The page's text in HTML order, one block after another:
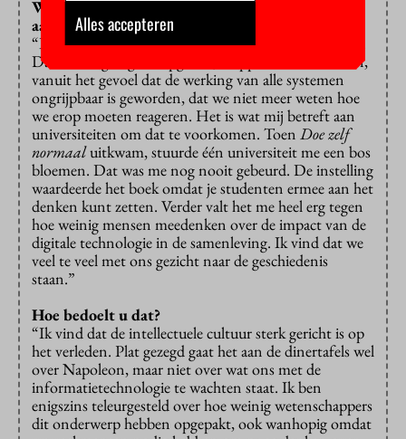
Welk toekomscenario jaagt u de meeste schrik
aan?
“In het zwartste scenario ben ik bang voor defaitisme.
Dat we dingen gaan opgeven, stoppen met nadenken,
vanuit het gevoel dat de werking van alle systemen
ongrijpbaar is geworden, dat we niet meer weten hoe
we erop moeten reageren. Het is wat mij betreft aan
universiteiten om dat te voorkomen. Toen Doe zelf
normaaluitkwam, stuurde één universiteit me een bos
bloemen. Dat was me nog nooit gebeurd. De instelling
waardeerde het boek omdat je studenten ermee aan het
denken kunt zetten. Verder valt het me heel erg tegen
hoe weinig mensen meedenken over de impact van de
digitale technologie in de samenleving. Ik vind dat we
veel te veel met ons gezicht naar de geschiedenis
staan.”
Hoe bedoelt u dat?
“Ik vind dat de intellectuele cultuur sterk gericht is op
het verleden. Plat gezegd gaat het aan de dinertafels wel
over Napoleon, maar niet over wat ons met de
informatietechnologie te wachten staat. Ik ben
enigszins teleurgesteld over hoe weinig wetenschappers
dit onderwerp hebben opgepakt, ook wanhopig omdat
Alles accepteren